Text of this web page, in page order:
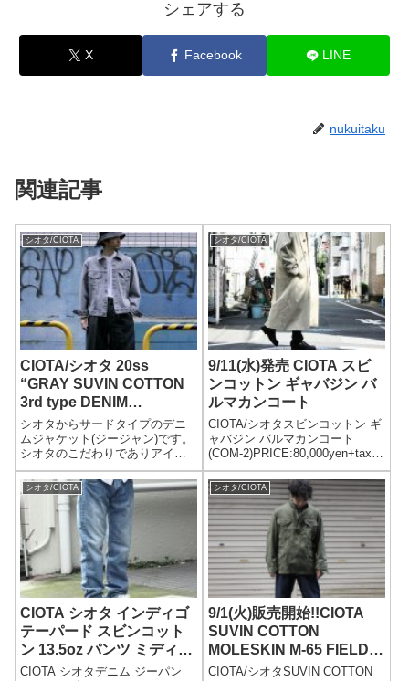
シェアする
X Facebook LINE
nukuitaku
関連記事
シオタ/CIOTA
CIOTA/シオタ 20ss
“GRAY SUVIN COTTON
3rd type DENIM
JACKET”
シオタからサードタイプのデニ
ムジャケット(ジージャン)です。
シオタのこだわりでありアイデ
ンティティでもあるスビンコッ
トン(緯糸に使用)は、シルクの様
な上質な光沢と、カシミヤに引
けを取らない肌触り、滑らかさ
が大きな魅力です。しっかりと
ディティールも抑えた王道であ
りながら、上質さと上品さを兼
ね備えた一着です。
シオタ/CIOTA
9/11(水)発売 CIOTA スビ
ンコットン ギャバジン バ
ルマカンコート
CIOTA/シオタスビンコットン ギ
ャバジン バルマカンコート
(COM-2)PRICE:80,000yen+tax着
用モデル173cm/65kgsize:5(M)
着用CIOTAからバルマカンコー
トの入荷。ゆったりとしたシル
エットでありなが...
シオタ/CIOTA
CIOTA シオタ インディゴ
テーパード スビンコット
ン 13.5oz パンツ ミディア
ムブルー
CIOTA シオタデニム ジーパン
シオタ/CIOTA
9/1(火)販売開始!!CIOTA
SUVIN COTTON
MOLESKIN M-65 FIELD
JACKET.
CIOTA/シオタSUVIN COTTON